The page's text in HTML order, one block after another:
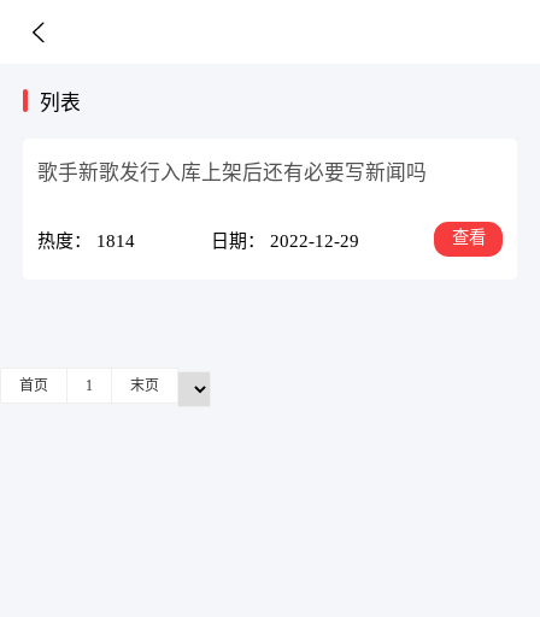
列表
歌手新歌发行入库上架后还有必要写新闻吗
热度： 1814 日期： 2022-12-29 查看
首页 1 末页